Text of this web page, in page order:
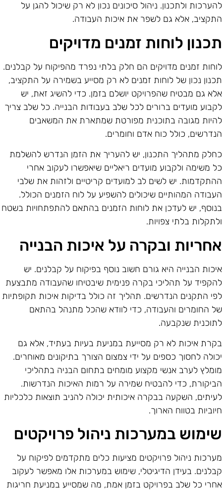
ולתכנון. ניהול סיכונים נכון לא רק שיכול להגן על
אלא גם לשפר את איכות העבודה.
לוחות זמנים מדויקים
זמנים מדויקים הם חלק בלתי נפרד מהפיקוח על קבלנים.
נכון של לוחות זמנים לא רק מסייע בשמירה על התקציב,
גם מבטיח שהפרויקט יושלם בזמן. כדי להשיג זאת, יש
מועדים ברורים לכל שלב בעבודות הבנייה. כל שלב צריך
מגובה בתוכנית מפורטת שמתארת את המשאבים
כולל כוח אדם וחומרים.
מתהליך התכנון, יש להעריך את הזמן הנדרש להשלמת
משימה ולקבוע מועדים ריאליים שיאפשרו לעקוב אחרי
יש לשים לב למועדים קריטיים ולזהות את שלבי
המהותיים שיכולים להשפיע על לוח הזמנים הכולל.
יש לעדכן את לוחות הזמנים בהתאם להתפתחויות בשטח
בלתי צפויות.
ובקרה על איכות הבנייה
הבנייה היא גורם חשוב נוסף בפיקוח על קבלנים. יש
על תהליכי בקרה פנימית שיבטיחו שהעבודה מתבצעת
התקנים הנדרשים. תהליך זה כולל בדיקות איכות תקופתיות
החומרים והעבודה, כדי לוודא שהכל מתנהל בהתאם
שנקבעה.
איכות לא רק מסייעת במניעת בעיות בעתיד, אלא גם
לחסוך כספים על ידי צמצום הצורך בתיקונים מאוחרים.
לערב אנשי מקצוע מומחים בתחום הבניה בתהליכי
כדי להבטיח שמירה על רמות האיכות הנדרשות.
השקעה בבקרה איכותית יכולה להניב תוצאות כלכליות
בטווח הארוך.
במערכות ניהול פרויקטים
ניהול פרויקטים מציעות כלים מתקדמים לפיקוח על
בעידן הדיגיטלי, שימוש במערכות אלו מאפשר לעקוב
כל שלב בפרויקט בזמן אמת, מה שמסייע במניעת חריגות